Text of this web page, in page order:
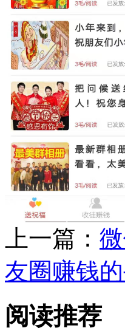
上一篇：
友圈赚钱
阅读推荐